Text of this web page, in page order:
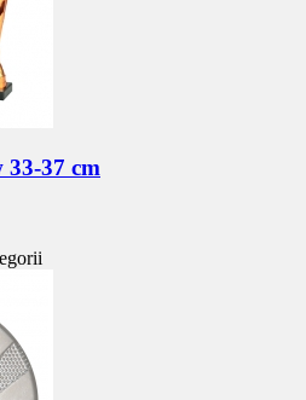
37 cm